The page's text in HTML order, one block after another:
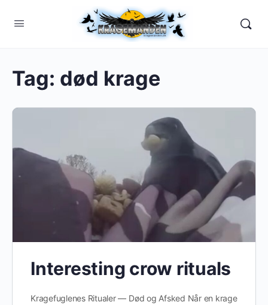
Tag: død krage
Interesting crow rituals
Kragefuglenes Ritualer — Død og Afsked Når en krage